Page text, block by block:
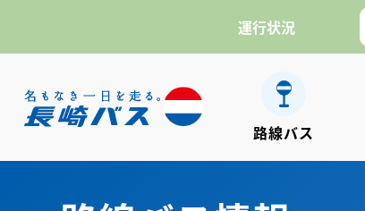
運行状況
路線バス